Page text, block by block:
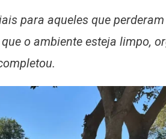
para aqueles que
o ambiente esteja limpo,